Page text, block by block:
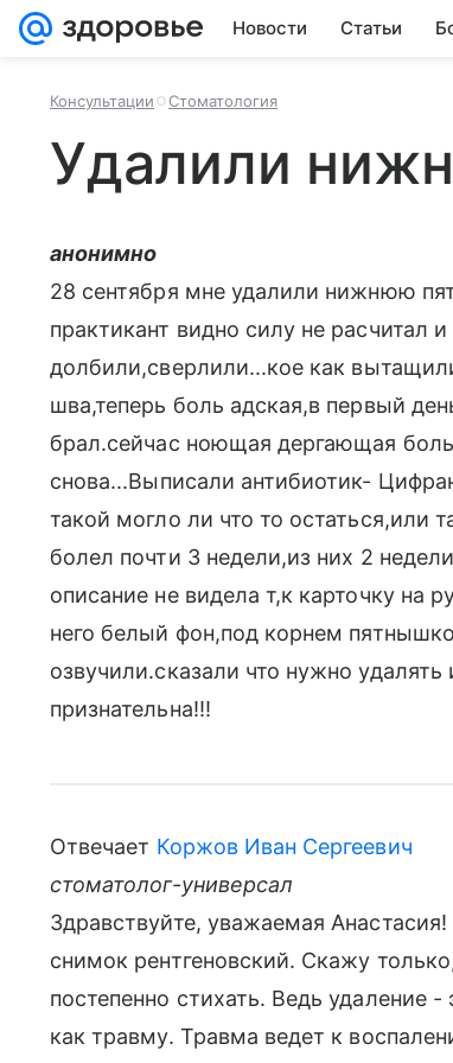
Новости Статьи
Консультации Стоматология
Удалили
анонимно
28 сентября мне удалили нижнюю
практикант видно силу не расчитал
долбили,сверлили...кое как
шва,теперь боль адская,в первый
брал.сейчас ноющая дергающая
снова...Выписали антибиотик-
такой могло ли что то остаться,или
болел почти 3 недели,из них 2
описание не видела т,к карточку на
него белый фон,под корнем
озвучили.сказали что нужно
признательна!!!
Отвечает Коржов Иван Сергеевич
стоматолог-универсал
Здравствуйте, уважаемая
снимок рентгеновский. Скажу
постепенно стихать. Ведь удаление
как травму. Травма ведет к